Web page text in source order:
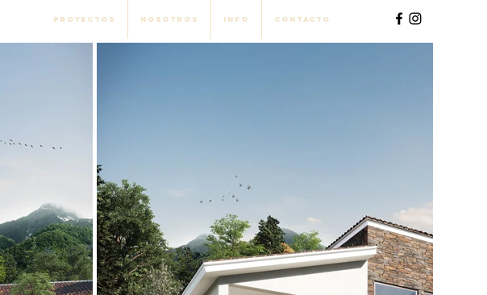
Proyectos Nosotros Info Contacto